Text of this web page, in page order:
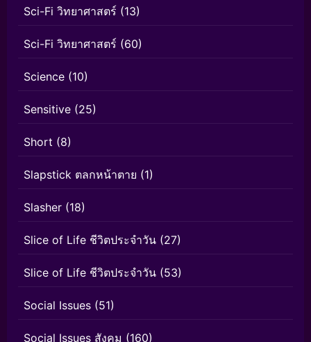
Sci-Fi วิทยาศาสตร์ (13)
Sci-Fi วิทยาศาสตร์ (60)
Science (10)
Sensitive (25)
Short (8)
Slapstick ตลกหน้าตาย (1)
Slasher (18)
Slice of Life ชีวิตประจำวัน (27)
Slice of Life ชีวิตประจำวัน (53)
Social Issues (51)
Social Issues สังคม (160)